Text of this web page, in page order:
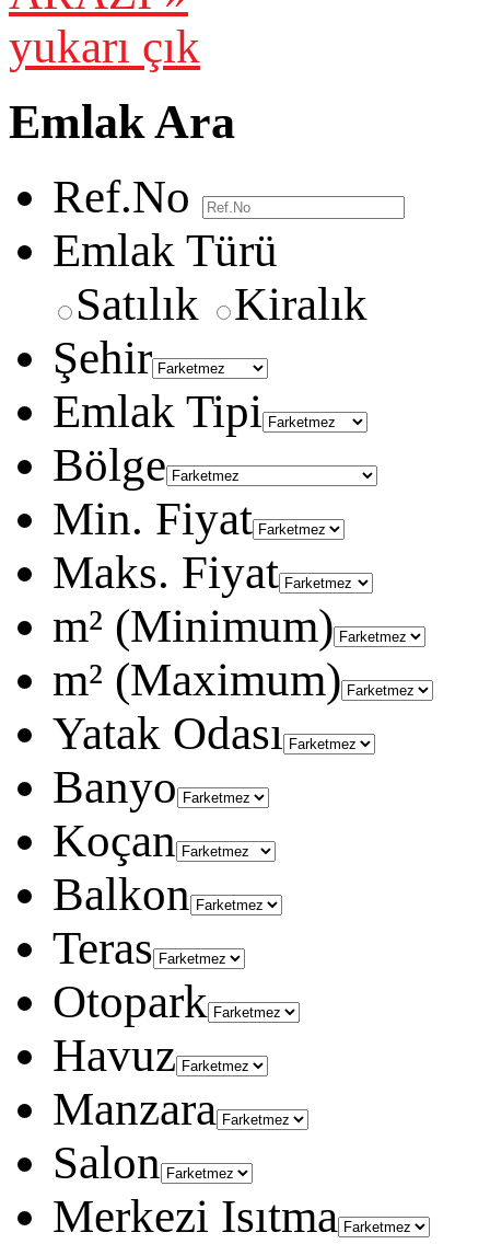
yukarı çık
Emlak Ara
Ref.No
Emlak Türü
Satılık
Kiralık
Şehir
Emlak Tipi
Bölge
Min. Fiyat
Maks. Fiyat
m² (Minimum)
m² (Maximum)
Yatak Odası
Banyo
Koçan
Balkon
Teras
Otopark
Havuz
Manzara
Salon
Merkezi Isıtma